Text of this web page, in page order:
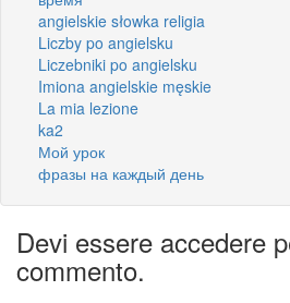
angielskie słowka religia
Liczby po angielsku
Liczebniki po angielsku
Imiona angielskie męskie
La mia lezione
ka2
Мой урок
фразы на каждый день
Devi essere accedere
commento.